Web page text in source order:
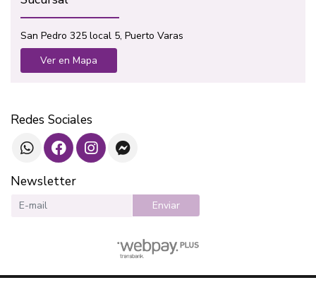
San Pedro 325 local 5, Puerto Varas
Ver en Mapa
Redes Sociales
Newsletter
Enviar